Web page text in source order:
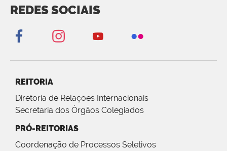
REDES SOCIAIS
REITORIA
Diretoria de Relações Internacionais
Secretaria dos Órgãos Colegiados
PRÓ-REITORIAS
Coordenação de Processos Seletivos